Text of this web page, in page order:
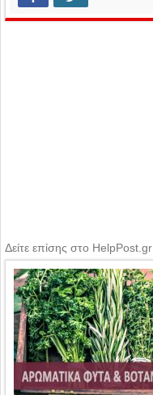
Δείτε επίσης στο HelpPost.gr